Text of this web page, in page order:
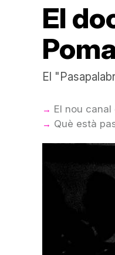
El
El
El nou canal
Què està